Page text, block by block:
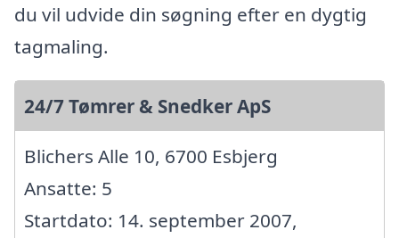
du vil udvide din søgning efter en dygtig
tagmaling.
24/7 Tømrer & Snedker ApS
Blichers Alle 10, 6700 Esbjerg
Ansatte: 5
Startdato: 14. september 2007,